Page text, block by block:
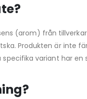
(arom) från
Produkten är inte
variant har